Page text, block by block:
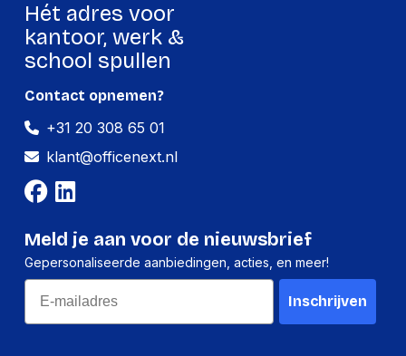
Gewicht:
Hét adres voor
kantoor, werk &
school spullen
Contact opnemen?
+31 20 308 65 01
klant@officenext.nl
Meld je aan voor de nieuwsbrief
Gepersonaliseerde aanbiedingen, acties, en meer!
Email
Inschrijven